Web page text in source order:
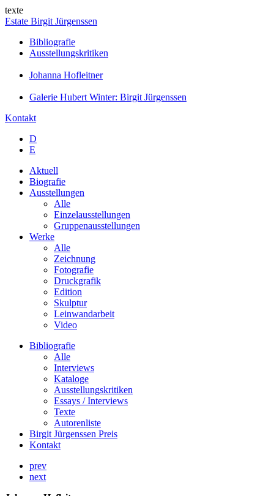
texte
Estate Birgit Jürgenssen
Bibliografie
Ausstellungskritiken
Johanna Hofleitner
Galerie Hubert Winter: Birgit Jürgenssen
Kontakt
D
E
Aktuell
Biografie
Ausstellungen
Alle
Einzelausstellungen
Gruppenausstellungen
Werke
Alle
Zeichnung
Fotografie
Druckgrafik
Edition
Skulptur
Leinwandarbeit
Video
Bibliografie
Alle
Interviews
Kataloge
Ausstellungskritiken
Essays / Interviews
Texte
Autorenliste
Birgit Jürgenssen Preis
Kontakt
prev
next